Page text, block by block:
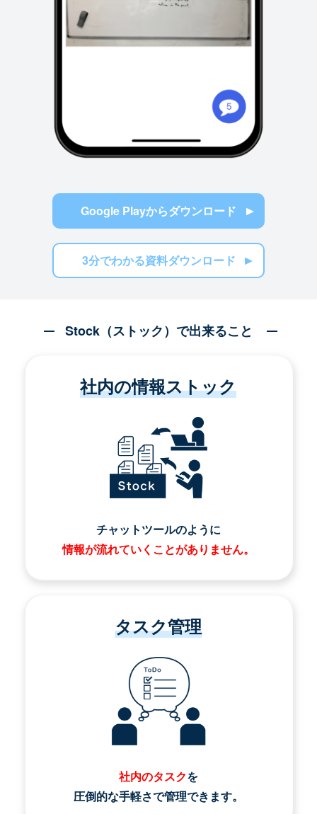
Google Playからダウンロード
3分でわかる資料ダウンロード
Stock（ストック）で出来ること
社内の情報ストック
チャットツールのように
情報が流れていくことがありません。
タスク管理
社内のタスクを
圧倒的な手軽さで管理できます。